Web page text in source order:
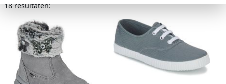
18 resultaten: